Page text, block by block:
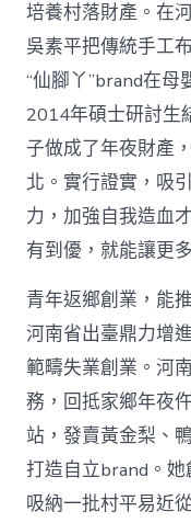
培養村落財產。在
吳素平把傳統手工
“仙腳丫”brand在母
2014年碩士研討生
子做成了年夜財產
北。實行證實，吸
力，加強自我造血
有到優，就能讓更
青年返鄉創業，能
河南省出臺鼎力增
範疇失業創業。河
務，回抵家鄉年夜
站，發賣黃金梨、
打造自立brand。她
吸納一批村平易近